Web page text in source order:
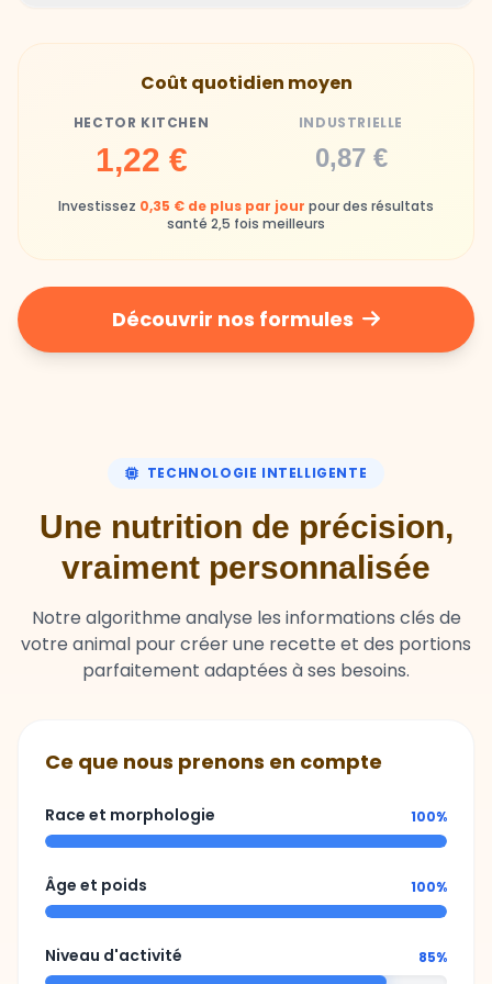
Industrielle
chimiques
Industrielle
Repas souvent boudés ou mangés sans plaisir
Coût quotidien moyen
HECTOR KITCHEN
1,22 €
INDUSTRIELLE
0,87 €
Investissez 0,35 € de plus par jour pour des résultats
santé 2,5 fois meilleurs
Découvrir nos formules
TECHNOLOGIE INTELLIGENTE
Une nutrition de précision,
vraiment personnalisée
Notre algorithme analyse les informations clés de
votre animal pour créer une recette et des portions
parfaitement adaptées à ses besoins.
Ce que nous prenons en compte
Race et morphologie 100%
Âge et poids 100%
Niveau d'activité 85%